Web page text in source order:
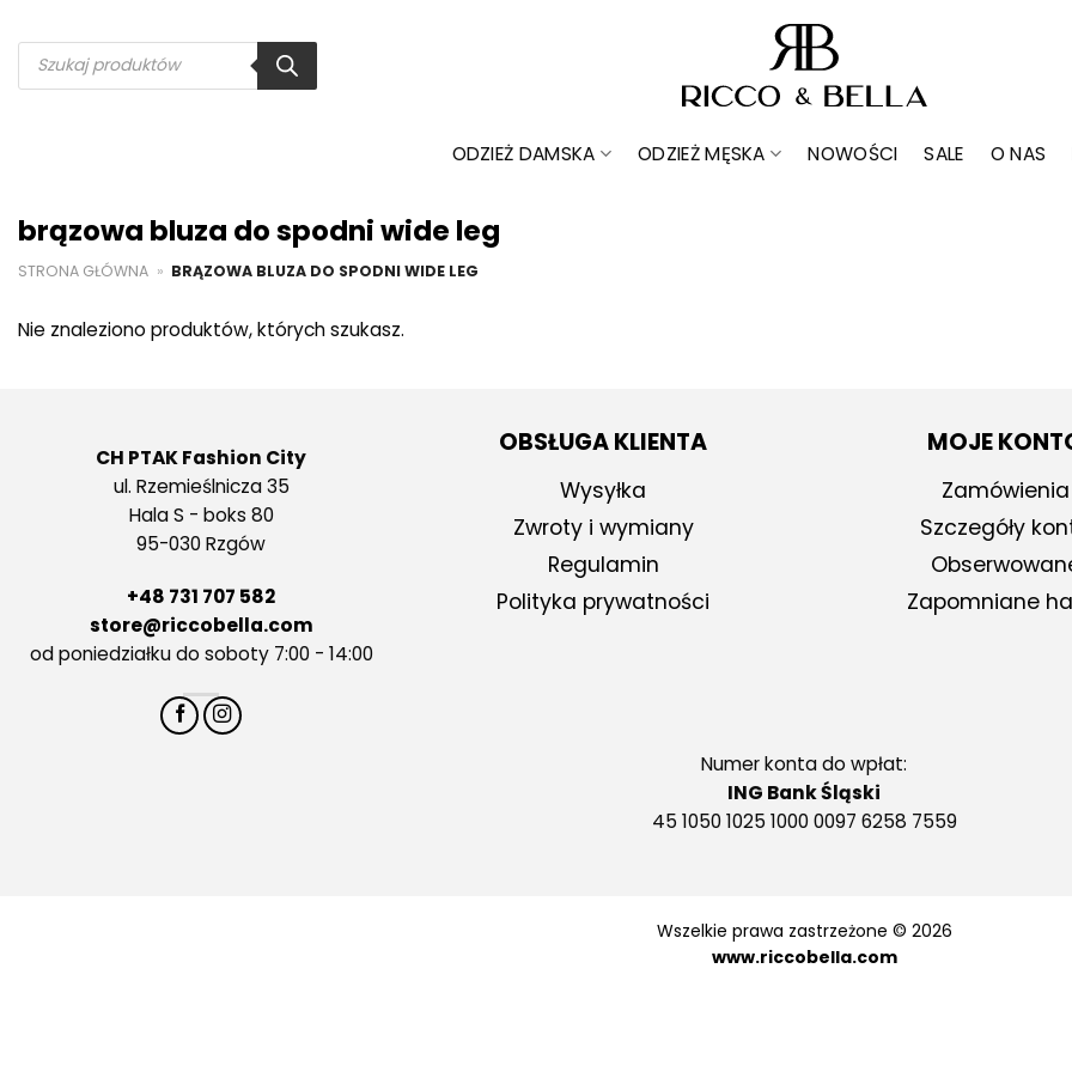
do
zawartości
Wyszukiwarka
produktów
ODZIEŻ DAMSKA ODZIEŻ MĘSKA NOWOŚCI SALE O NAS
brązowa bluza do spodni wide leg
STRONA GŁÓWNA » BRĄZOWA BLUZA DO SPODNI WIDE LEG
Nie znaleziono produktów, których szukasz.
CH PTAK Fashion City
ul. Rzemieślnicza 35
Hala S - boks 80
95-030 Rzgów
+48 731 707 582
store@riccobella.com
od poniedziałku do soboty 7:00 - 14:00
OBSŁUGA KLIENTA
Wysyłka
Zwroty i wymiany
Regulamin
Polityka prywatności
MOJE
Zamówienia
Szczegóły
Zapomniane
Numer konta do wpłat:
ING Bank Śląski
45 1050 1025 1000 0097 6258 7559
Wszelkie prawa zastrzeżone © 2026
www.riccobella.com